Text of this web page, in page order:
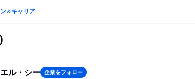
＆キャリア
ル・シー 企業をフォロー